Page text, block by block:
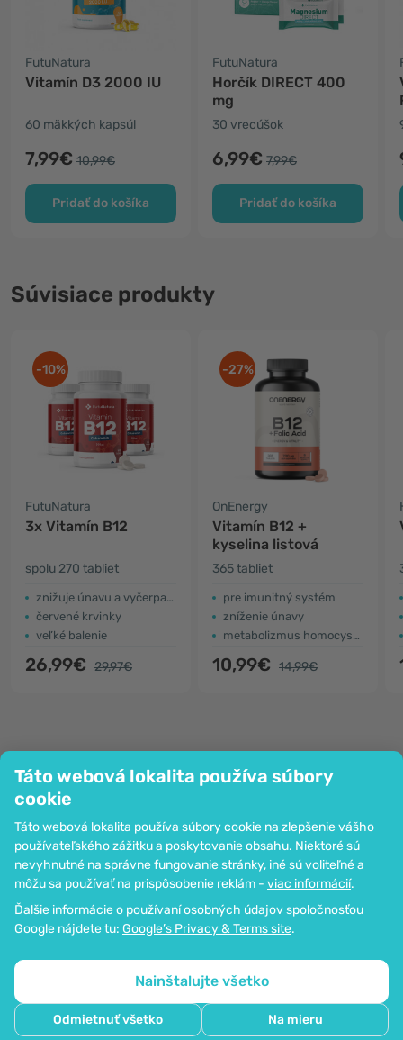
Táto webová lokalita používa súbory
cookie
Táto webová lokalita používa súbory cookie na zlepšenie vášho
používateľského zážitku a poskytovanie obsahu. Niektoré sú
nevyhnutné na správne fungovanie stránky, iné sú voliteľné a
môžu sa používať na prispôsobenie reklám - viac informácií.
Ďalšie informácie o používaní osobných údajov spoločnosťou
Google nájdete tu: Google’s Privacy & Terms site.
Nainštalujte všetko
Odmietnuť všetko Na mieru
FutuNatura
Vitamín D3 2000 IU
60 mäkkých kapsúl
7,99€ 10,99€
Pridať do košíka
FutuNatura
Horčík DIRECT 400
mg
30 vrecúšok
6,99€ 7,99€
Pridať do košíka
Súvisiace produkty
-10%
FutuNatura
3x Vitamín B12
spolu 270 tabliet
znižuje únavu a vyčerpanie
červené krvinky
veľké balenie
26,99€ 29,97€
-27%
OnEnergy
Vitamín B12 +
kyselina listová
365 tabliet
pre imunitný systém
zníženie únavy
metabolizmus homocysteínu
10,99€ 14,99€
Spoločnosť
Informácie
Pripoj sa k nám
Pomoc a objednávky
Možnosť platby kartou. Zaručená ochrana osobných údajov
prostredníctvom šifrovania SSL.
Mapa stránok